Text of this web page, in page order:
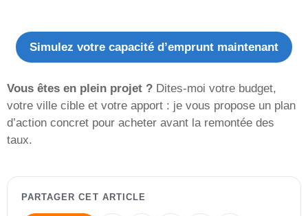
Simulez votre capacité d’emprunt maintenant
Vous êtes en plein projet ? Dites-moi votre budget,
votre ville cible et votre apport : je vous propose un plan
d’action concret pour acheter avant la remontée des
taux.
PARTAGER CET ARTICLE